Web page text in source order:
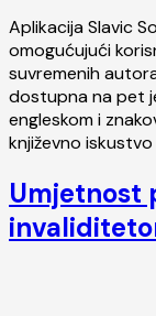
Aplikacija Slavic
omogućujući
suvremenih
dostupna na pet
engleskom i
književno
Umjetnost